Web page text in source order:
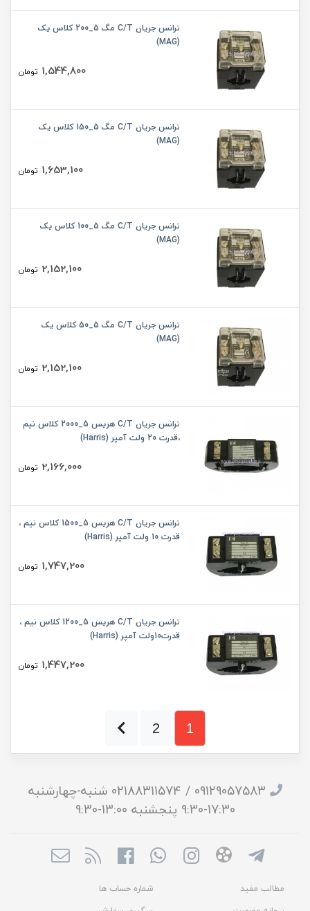
ترانس جریان C/T مگ 5_200 کلاس یک
(MAG)
1,544,800 تومان
ترانس جریان C/T مگ 5_150 کلاس یک
(MAG)
1,653,100 تومان
ترانس جریان C/T مگ 5_100 کلاس یک
(MAG)
2,152,100 تومان
ترانس جریان C/T مگ 5_50 کلاس یک
(MAG)
2,152,100 تومان
ترانس جریان C/T هریس 5_2000 کلاس نیم
،قدرت 20 ولت آمپر (Harris)
2,166,000 تومان
ترانس جریان C/T هریس 5_1500 کلاس نیم ،
قدرت 10 ولت آمپر (Harris)
1,747,200 تومان
ترانس جریان C/T هریس 5_1200 کلاس نیم ،
قدرت10ولت آمپر (Harris)
1,447,200 تومان
1
2
09129057583 / 02188311574 شنبه-چهارشنبه
17:30-9:30 پنجشنبه 13:00-9:30
مطالب مفید
شماره حساب ها